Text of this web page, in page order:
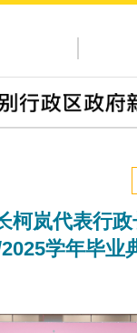
柯岚代表行政
学年毕业